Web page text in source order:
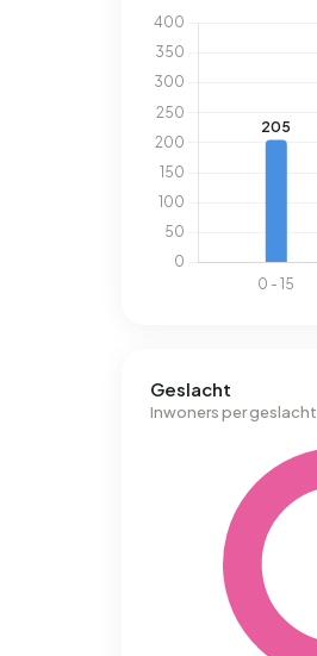
Geslacht
Inwoners per geslacht